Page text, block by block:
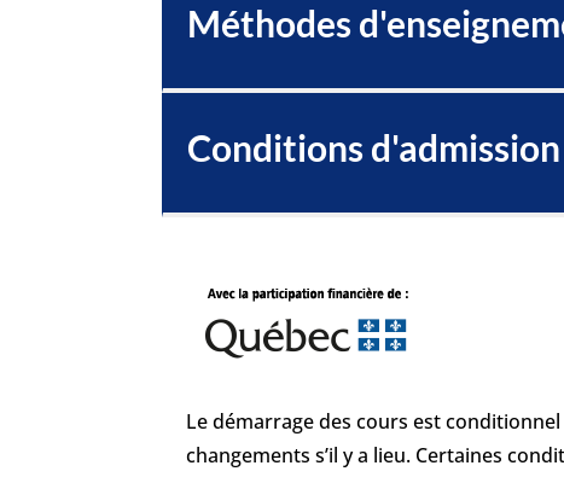
Méthodes
Conditions d'admission
Le démarrage des cours est
changements s’il y a lieu. Certaines